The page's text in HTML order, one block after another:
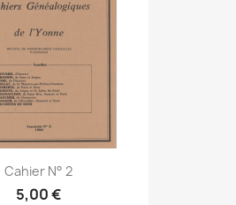
Cahier N° 2
5,00 €